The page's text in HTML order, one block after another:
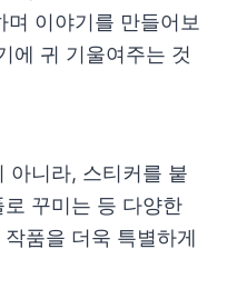
며 이야기를 만들어보
에 귀 기울여주는 것
아니라, 스티커를 붙
꾸미는 등 다양한
품을 더욱 특별하게